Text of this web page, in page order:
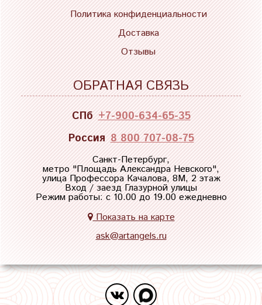
Политика конфиденциальности
Доставка
Отзывы
ОБРАТНАЯ СВЯЗЬ
СПб +7-900-634-65-35
Россия 8 800 707-08-75
Санкт-Петербург,
метро "Площадь Александра Невского",
улица Профессора Качалова, 8М, 2 этаж
Вход / заезд Глазурной улицы
Режим работы: с 10.00 до 19.00 ежедневно
Показать на карте
ask@artangels.ru